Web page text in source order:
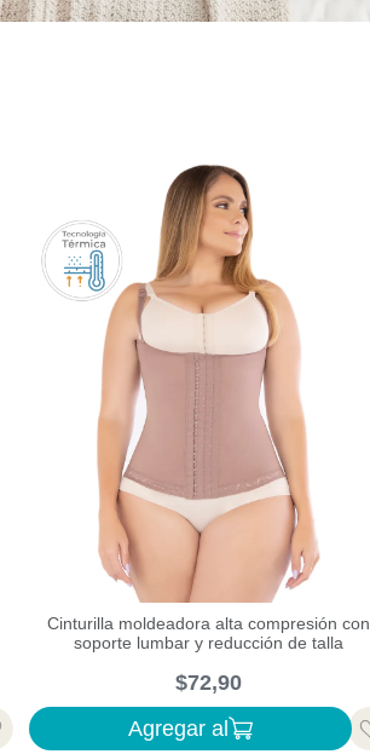
Cinturilla moldeadora alta compresión con
soporte lumbar y reducción de talla
$72,90
Agregar al